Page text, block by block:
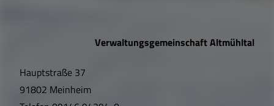
f
Verwaltungsgemeinschaft Altmühltal
Hauptstraße 37
91802 Meinheim